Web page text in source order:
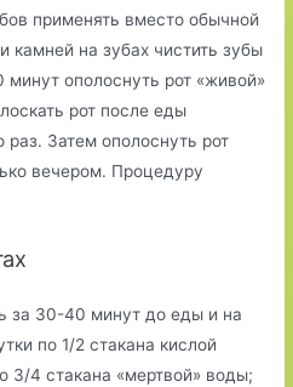
применять вместо обычной
на зубах чистить зубы
минут ополоснуть рот «живой»
рот после еды
раз. Затем ополоснуть рот
вечером. Процедуру
за 30-40 минут до еды и на
по 1/2 стакана кислой
3/4 стакана «мертвой» воды;